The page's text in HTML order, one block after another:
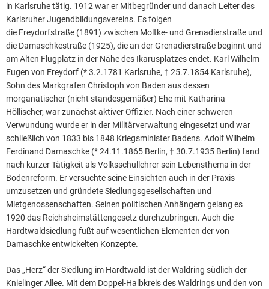
in Karlsruhe tätig. 1912 war er Mitbegründer und danach Leiter des
Karlsruher Jugendbildungsvereins. Es folgen
die Freydorfstraße (1891) zwischen Moltke- und Grenadierstraße und
die Damaschkestraße (1925), die an der Grenadierstraße beginnt und
am Alten Flugplatz in der Nähe des Ikarusplatzes endet. Karl Wilhelm
Eugen von Freydorf (* 3.2.1781 Karlsruhe, † 25.7.1854 Karlsruhe),
Sohn des Markgrafen Christoph von Baden aus dessen
morganatischer (nicht standesgemäßer) Ehe mit Katharina
Höllischer, war zunächst aktiver Offizier. Nach einer schweren
Verwundung wurde er in der Militärverwaltung eingesetzt und war
schließlich von 1833 bis 1848 Kriegsminister Badens. Adolf Wilhelm
Ferdinand Damaschke (* 24.11.1865 Berlin, † 30.7.1935 Berlin) fand
nach kurzer Tätigkeit als Volksschullehrer sein Lebensthema in der
Bodenreform. Er versuchte seine Einsichten auch in der Praxis
umzusetzen und gründete Siedlungsgesellschaften und
Mietgenossenschaften. Seinen politischen Anhängern gelang es
1920 das Reichsheimstättengesetz durchzubringen. Auch die
Hardtwaldsiedlung fußt auf wesentlichen Elementen der von
Damaschke entwickelten Konzepte.
Das „Herz“ der Siedlung im Hardtwald ist der Waldring südlich der
Knielinger Allee. Mit dem Doppel-Halbkreis des Waldrings und den von